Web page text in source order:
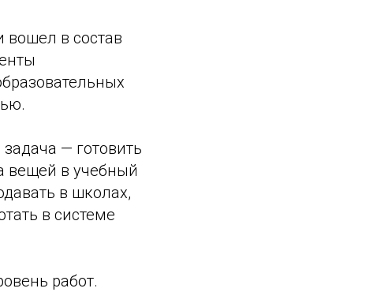
вошел в состав
— готовить
вещей в учебный
в школах,
в системе
работ.